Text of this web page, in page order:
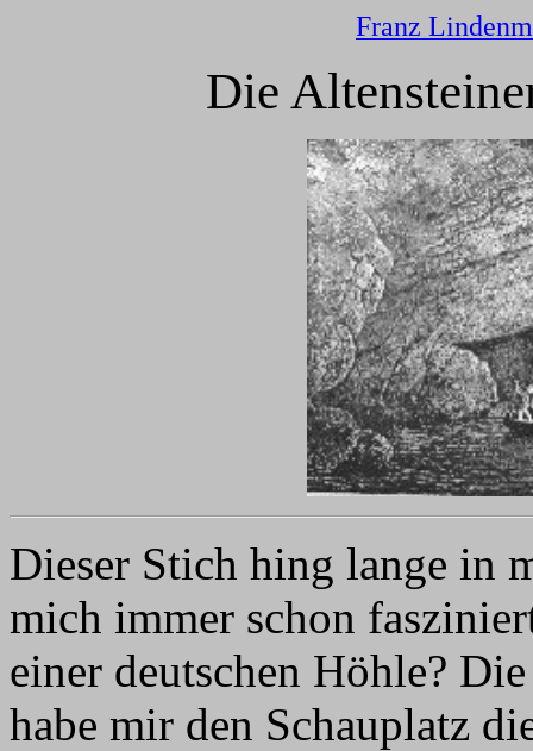
Franz
Die
Dieser Stich hing lange in
mich immer schon
einer deutschen Höhle?
habe mir den Schauplatz